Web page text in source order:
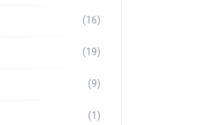
(16)
(19)
(9)
(1)